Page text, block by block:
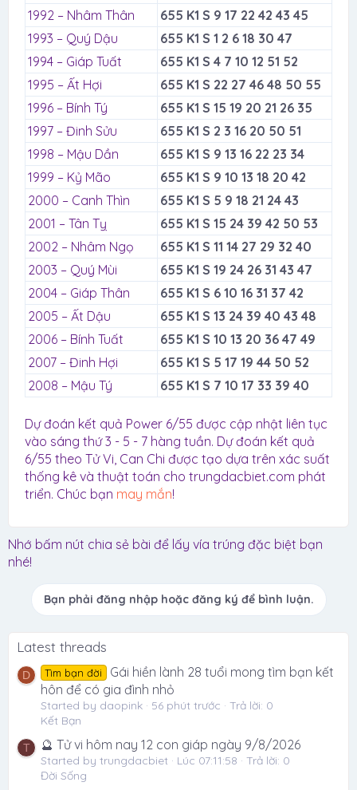
1992 – Nhâm Thân
655 K1 S 9 17 22 42 43 45
1993 – Quý Dậu
655 K1 S 1 2 6 18 30 47
1994 – Giáp Tuất
655 K1 S 4 7 10 12 51 52
1995 – Ất Hợi
655 K1 S 22 27 46 48 50 55
1996 – Bính Tý
655 K1 S 15 19 20 21 26 35
1997 – Đinh Sửu
655 K1 S 2 3 16 20 50 51
1998 – Mậu Dần
655 K1 S 9 13 16 22 23 34
1999 – Kỷ Mão
655 K1 S 9 10 13 18 20 42
2000 – Canh Thìn
655 K1 S 5 9 18 21 24 43
2001 – Tân Tỵ
655 K1 S 15 24 39 42 50 53
2002 – Nhâm Ngọ
655 K1 S 11 14 27 29 32 40
2003 – Quý Mùi
655 K1 S 19 24 26 31 43 47
2004 – Giáp Thân
655 K1 S 6 10 16 31 37 42
2005 – Ất Dậu
655 K1 S 13 24 39 40 43 48
2006 – Bính Tuất
655 K1 S 10 13 20 36 47 49
2007 – Đinh Hợi
655 K1 S 5 17 19 44 50 52
2008 – Mậu Tý
655 K1 S 7 10 17 33 39 40
Dự đoán kết quả Power 6/55 được cập nhật liên tục
vào sáng thứ 3 - 5 - 7 hàng tuần. Dự đoán kết quả
6/55 theo Tử Vi, Can Chi được tạo dựa trên xác suất
thống kê và thuật toán cho trungdacbiet.com phát
triển. Chúc bạn may mắn!
Nhớ bấm nút chia sẻ bài để lấy vía trúng đặc biệt bạn
nhé!
Bạn phải đăng nhập hoặc đăng ký để bình luận.
Latest threads
D Tìm bạn đời
Gái hiền lành 28 tuổi mong tìm bạn kết
hôn để có gia đình nhỏ
Started by daopink 56 phút trước
Trả lời: 0
Kết Bạn
T 🔮 Tử vi hôm nay 12 con giáp ngày 9/8/2026
Started by trungdacbiet Lúc 07:11:58
Trả lời: 0
Đời Sống